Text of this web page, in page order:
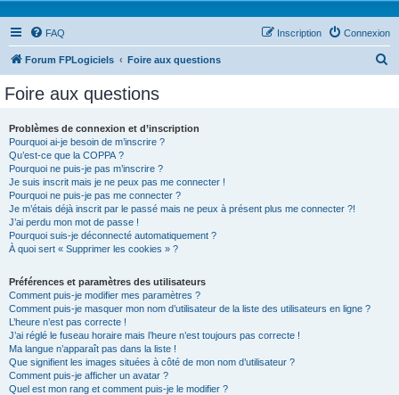
FAQ Connexion
Inscription
Forum FPLogiciels Foire aux questions
Foire aux questions
Problèmes de connexion et d’inscription
Pourquoi ai-je besoin de m’inscrire ?
Qu’est-ce que la COPPA ?
Pourquoi ne puis-je pas m’inscrire ?
Je suis inscrit mais je ne peux pas me connecter !
Pourquoi ne puis-je pas me connecter ?
Je m’étais déjà inscrit par le passé mais ne peux à présent plus me connecter ?!
J’ai perdu mon mot de passe !
Pourquoi suis-je déconnecté automatiquement ?
À quoi sert « Supprimer les cookies » ?
Préférences et paramètres des utilisateurs
Comment puis-je modifier mes paramètres ?
Comment puis-je masquer mon nom d’utilisateur de la liste des utilisateurs en ligne ?
L’heure n’est pas correcte !
J’ai réglé le fuseau horaire mais l’heure n’est toujours pas correcte !
Ma langue n’apparaît pas dans la liste !
Que signifient les images situées à côté de mon nom d’utilisateur ?
Comment puis-je afficher un avatar ?
Quel est mon rang et comment puis-je le modifier ?